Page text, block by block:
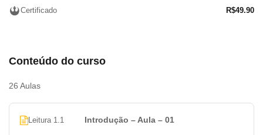
Grupo: Editando
Grupo: Imagens
Grupo: Comentários
Certificado R$49.90
Conteúdo do curso
26 Aulas
Leitura 1.1 Introdução – Aula – 01